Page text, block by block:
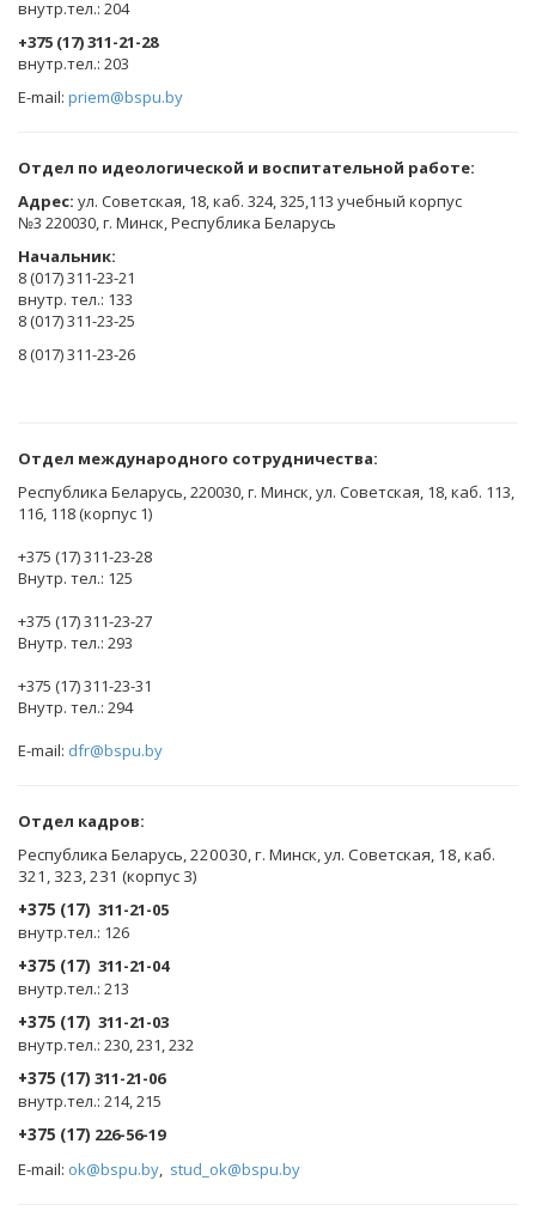
​внутр.тел.: 204
+375 (17) 311-21-28
​внутр.тел.: 203
E-mail: priem@bspu.by
Отдел по идеологической и воспитательной работе:
Адрес: ул. Советская, 18, каб. 324, 325,113 учебный корпус
№3 220030, г. Минск, Республика Беларусь
Начальник:
8 (017) 311-23-21
внутр. тел.: 133
8 (017) 311-23-25
8 (017) 311-23-26
Отдел международного сотрудничества:
Республика Беларусь, 220030, г. Минск, ул. Советская, 18, каб. 113,
116, 118 (корпус 1)
+375 (17) 311-23-28
Внутр. тел.: 125
+375 (17) 311-23-27
Внутр. тел.: 293
+375 (17) 311-23-31
Внутр. тел.: 294
E-mail: dfr@bspu.by
Отдел кадров:
Республика Беларусь, 220030, г. Минск, ул. Советская, 18, каб.
321, 323, 231 (корпус 3)
+375 (17) 311-21-05
внутр.тел.: 126
+375 (17) 311-21-04
внутр.тел.: 213
+375 (17) 311-21-03
внутр.тел.: 230, 231, 232
+375 (17) 311-21-06
внутр.тел.: 214, 215
+375 (17) 226-56-19
E-mail: ok@bspu.by, stud_ok@bspu.by